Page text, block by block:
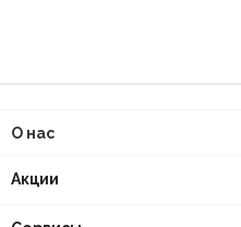
О нас
Акции